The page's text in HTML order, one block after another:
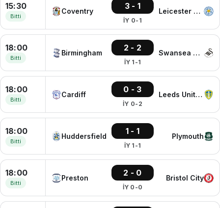
15:30
Bitti
Coventry
3 - 1
İY 0-1
Leicester City
18:00
Bitti
Birmingham
2 - 2
İY 1-1
Swansea City
18:00
Bitti
Cardiff
0 - 3
İY 0-2
Leeds United
18:00
Bitti
Huddersfield
1 - 1
İY 1-1
Plymouth
18:00
Bitti
Preston
2 - 0
İY 0-0
Bristol City